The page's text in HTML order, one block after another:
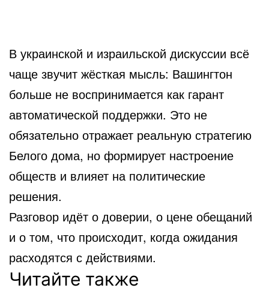
В украинской и израильской дискуссии всё
чаще звучит жёсткая мысль: Вашингтон
больше не воспринимается как гарант
автоматической поддержки. Это не
обязательно отражает реальную стратегию
Белого дома, но формирует настроение
обществ и влияет на политические
решения.
Разговор идёт о доверии, о цене обещаний
и о том, что происходит, когда ожидания
расходятся с действиями.
Читайте также